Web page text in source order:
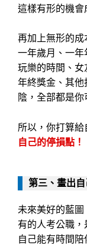
這樣有形的機會
再加上無形的成
一年歲月、一
玩樂的時間、女
年終獎金、其
陰，全部都是你
所以，你打算給
自己的停損點！
第三、畫出
未來美好的藍圖
有的人考公職
自己能有時間